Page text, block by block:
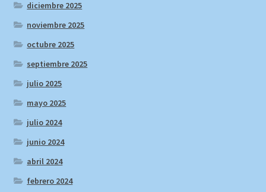
diciembre 2025
noviembre 2025
octubre 2025
septiembre 2025
julio 2025
mayo 2025
julio 2024
junio 2024
abril 2024
febrero 2024